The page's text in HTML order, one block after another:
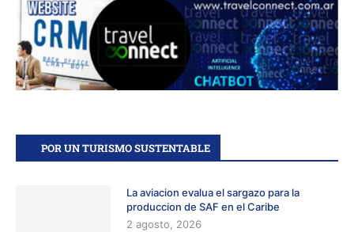
POR UN TURISMO SUSTENTABLE
La aviacion evalua el sargazo para la
produccion de SAF en el Caribe
2 agosto, 2026